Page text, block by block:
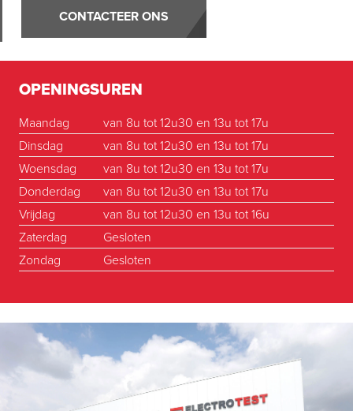
CONTACTEER ONS
OPENINGSUREN
Maandag
van 8u tot 12u30 en 13u tot 17u
Dinsdag
van 8u tot 12u30 en 13u tot 17u
Woensdag
van 8u tot 12u30 en 13u tot 17u
Donderdag
van 8u tot 12u30 en 13u tot 17u
Vrijdag
van 8u tot 12u30 en 13u tot 16u
Zaterdag
Gesloten
Zondag
Gesloten